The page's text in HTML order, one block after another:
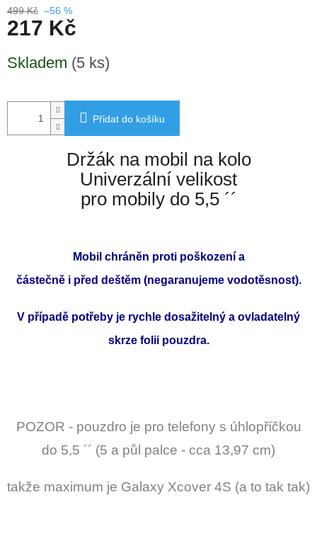
499 Kč –56 %
217 Kč
cena:
Skladem (5 ks)
Přidat do košíku
Držák na mobil na kolo
Univerzální velikost
pro mobily do 5,5 ´´
Mobil chráněn proti poškození a
částečně i před deštěm (negaranujeme vodotěsnost).
V případě potřeby je rychle dosažitelný a ovladatelný
skrze folii pouzdra.
POZOR - pouzdro je pro telefony s úhlopříčkou
do 5,5 ´´ (5 a půl palce - cca 13,97 cm)
takže maximum je Galaxy Xcover 4S (a to tak tak)